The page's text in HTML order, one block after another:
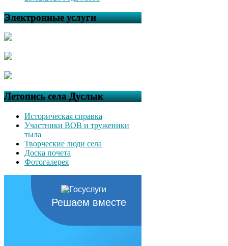
Электронные услуги
Летопись села Дуслык
Историческая справка
Участники ВОВ и труженики
тыла
Творческие люди села
Доска почета
Фотогалерея
Решаем вместе